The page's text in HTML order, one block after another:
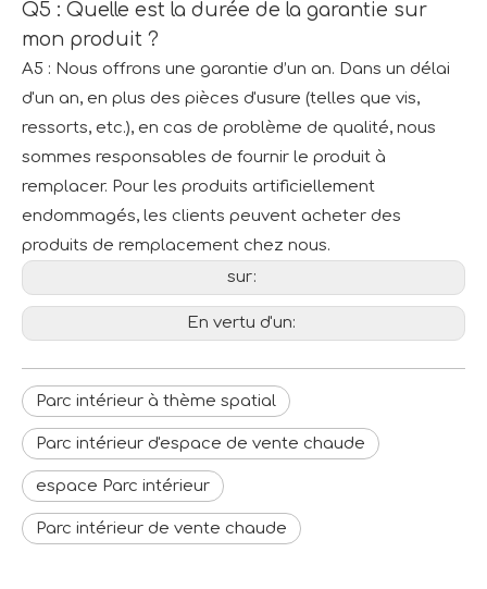
Q5 : Quelle est la durée de la garantie sur
mon produit ?
A5 : Nous offrons une garantie d’un an. Dans un délai
d'un an, en plus des pièces d'usure (telles que vis,
ressorts, etc.), en cas de problème de qualité, nous
sommes responsables de fournir le produit à
remplacer. Pour les produits artificiellement
endommagés, les clients peuvent acheter des
produits de remplacement chez nous.
sur:
En vertu d'un:
Parc intérieur à thème spatial
Parc intérieur d'espace de vente chaude
espace Parc intérieur
Parc intérieur de vente chaude